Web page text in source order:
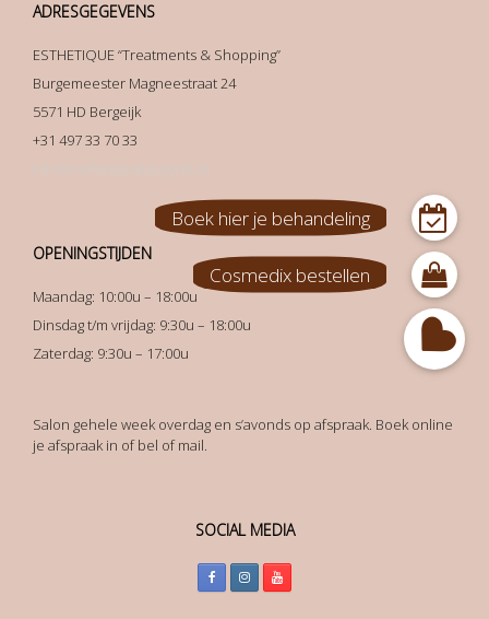
ADRESGEGEVENS
ESTHETIQUE “Treatments & Shopping”
Burgemeester Magneestraat 24
5571 HD Bergeijk
+31 497 33 70 33
OPENINGSTIJDEN
Maandag: 10:00u – 18:00u
Dinsdag t/m vrijdag: 9:30u – 18:00u
Zaterdag: 9:30u – 17:00u
Salon gehele week overdag en s’avonds op afspraak. Boek online
je afspraak in of bel of mail.
SOCIAL MEDIA